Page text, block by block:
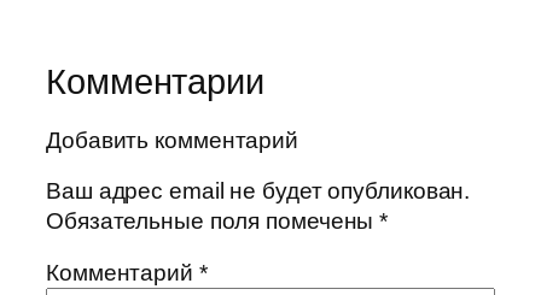
Комментарии
Добавить комментарий
Ваш адрес email не будет опубликован.
Обязательные поля помечены*
Комментарий *